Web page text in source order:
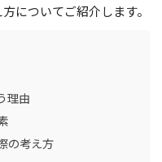
についてご紹介します。
理由
の考え方